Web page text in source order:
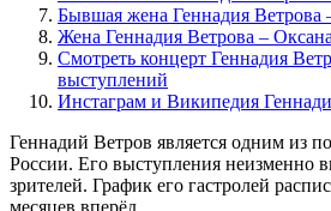
Бывшая жена Геннадия Ветрова
Жена Геннадия Ветрова –
Смотреть концерт Геннадия
выступлений
Инстаграм и Википедия
Геннадий Ветров является одним из
России. Его выступления неизменно
зрителей. График его гастролей
месяцев вперёд.